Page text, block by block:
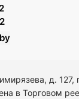
д. 127,
в Торговом